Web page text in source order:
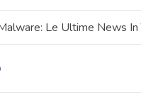
Le Ultime News In